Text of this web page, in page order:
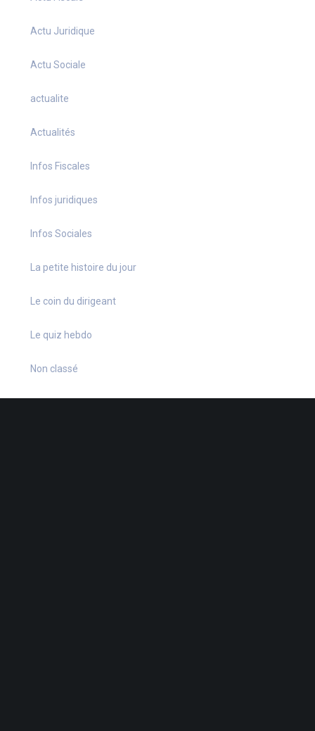
Actu Juridique
Actu Sociale
actualite
Actualités
Infos Fiscales
Infos juridiques
Infos Sociales
La petite histoire du jour
Le coin du dirigeant
Le quiz hebdo
Non classé